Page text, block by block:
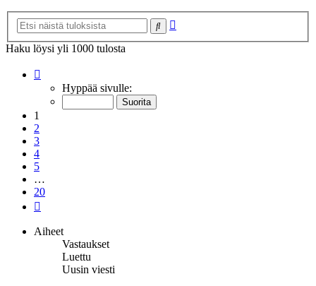
Etsi
Haku löysi yli 1000 tulosta
20 Hyppää sivulle:
1
2
3
4
5
…
20
Aiheet
Vastaukset
Luettu
Uusin viesti